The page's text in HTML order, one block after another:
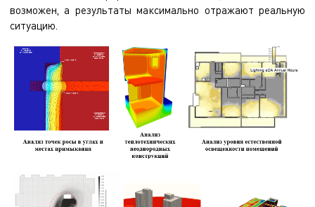
возможен, а результаты максимально отражают реальную
ситуацию.